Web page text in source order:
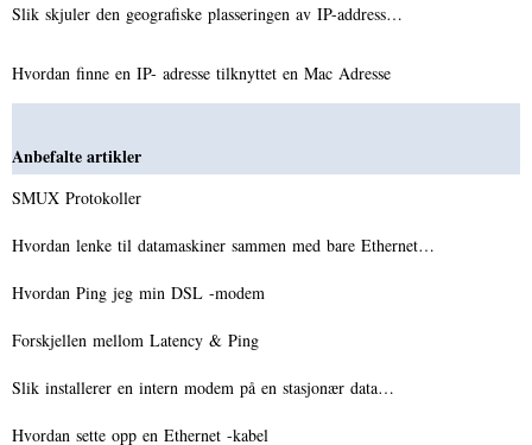
Slik skjuler den geografiske plasseringen av IP-address…
Hvordan finne en IP- adresse tilknyttet en Mac Adresse
Anbefalte artikler
SMUX Protokoller
Hvordan lenke til datamaskiner sammen med bare Ethernet…
Hvordan Ping jeg min DSL -modem
Forskjellen mellom Latency & Ping
Slik installerer en intern modem på en stasjonær data…
Hvordan sette opp en Ethernet -kabel